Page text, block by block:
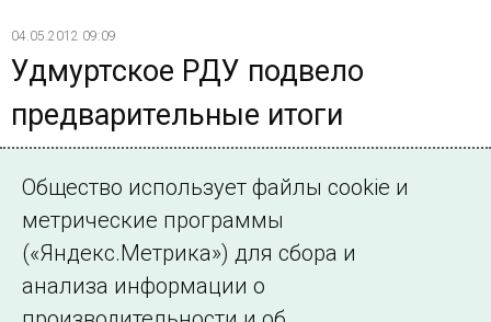
04.05.2012 09:09
Удмуртское РДУ подвело
предварительные итоги
прохождения осенне-зимнего
периода 2011/2012 г.
Реализация комплекса мероприятий в период осенне-
зимнего максимума нагрузок позволила не допустить
аварийных ситуаций, влияющих на системную
Общество использует файлы cookie и
метрические программы
(«Яндекс.Метрика») для сбора и
анализа информации о